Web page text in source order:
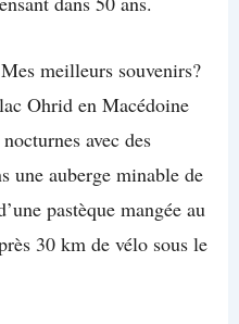
meilleurs souvenirs?
Ohrid en Macédoine
avec des
une auberge minable de
pastèque mangée au
30 km de vélo sous le